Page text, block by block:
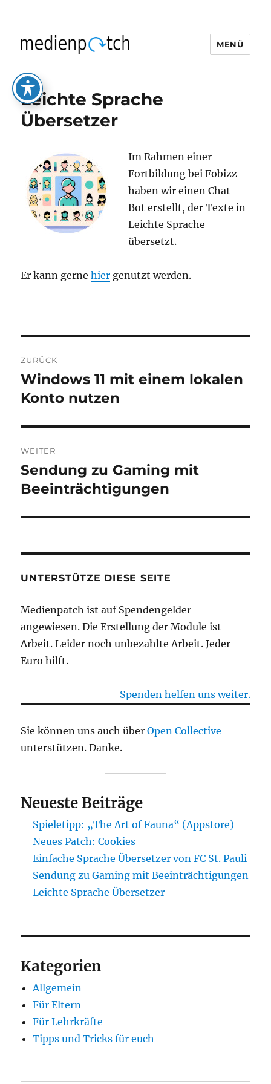
medienpatch
MENÜ
Leichte Sprache
Übersetzer
Im Rahmen einer
Fortbildung bei Fobizz
haben wir einen Chat-
Bot erstellt, der Texte in
Leichte Sprache
übersetzt.
Er kann gernehier genutzt werden.
ZURÜCK
Vorheriger
Beitrag:
Windows 11 mit einem lokalen
Konto nutzen
WEITER
Nächster
Beitrag:
Sendung zu Gaming mit
Beeinträchtigungen
UNTERSTÜTZE DIESE SEITE
Medienpatch ist auf Spendengelder
angewiesen. Die Erstellung der Module ist
Arbeit. Leider noch unbezahlte Arbeit. Jeder
Euro hilft.
Spenden helfen uns weiter.
Sie können uns auch überOpen Collective
unterstützen. Danke.
Neueste Beiträge
Spieletipp: „The Art of Fauna“ (Appstore)
Neues Patch: Cookies
Einfache Sprache Übersetzer von FC St. Pauli
Sendung zu Gaming mit Beeinträchtigungen
Leichte Sprache Übersetzer
Kategorien
Allgemein
Für Eltern
Für Lehrkräfte
Tipps und Tricks für euch